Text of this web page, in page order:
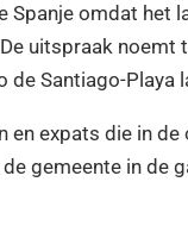
Spanje omdat het
uitspraak noemt
de Santiago-Playa
en expats die in de
gemeente in de